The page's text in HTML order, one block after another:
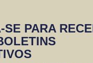
SE PARA